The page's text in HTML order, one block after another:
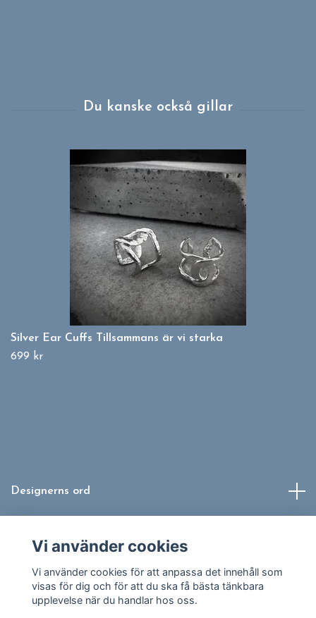
Silver Ear Cuffs Tillsammans är vi starka
699 kr
Designerns ord
Sociala medier
Vi använder cookies
Vi använder cookies för att anpassa det innehåll som
visas för dig och för att du ska få bästa tänkbara
upplevelse när du handlar hos oss.